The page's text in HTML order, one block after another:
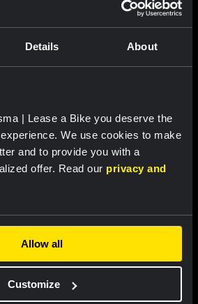
Details About
| Lease a Bike you deserve the
We use cookies to make
and to provide you with a
offer. Read our privacy and
Allow all
Customize
11:40
fietsen